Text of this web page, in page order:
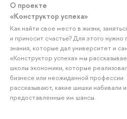
О проекте
«Конструктор успеха»
Как найти свое место в жизни,
и приносит счастье? Для этого
знания, которые дал университет и
«Конструктор успеха» мы
школы экономики, которые
бизнесе или неожиданной
рассказывают, какие шишки набивали
предоставленные им шансы.